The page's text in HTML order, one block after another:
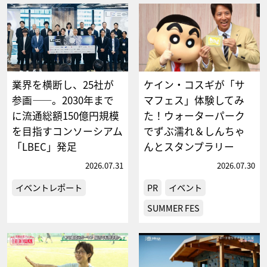
業界を横断し、25社が
参画――。2030年まで
に流通総額150億円規模
を目指すコンソーシアム
「LBEC」発⾜
2026.07.31
イベントレポート
ケイン・コスギが「サ
マフェス」体験してみ
た！ウォーターパーク
でずぶ濡れ＆しんちゃ
んとスタンプラリー
2026.07.30
PR
イベント
SUMMER FES